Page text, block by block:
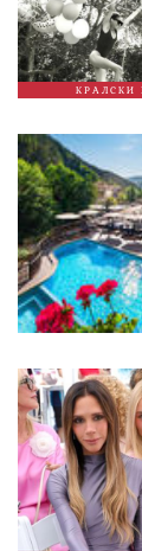
КРАЛСКИ